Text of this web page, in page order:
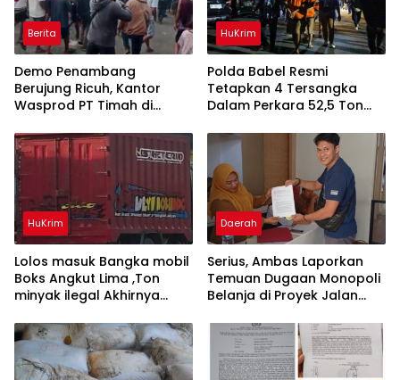
Berita
Demo Penambang
Berujung Ricuh, Kantor
Wasprod PT Timah di
HuKrim
Polda Babel Resmi
Tetapkan 4 Tersangka
Dalam Perkara 52,5 Ton
Belitung
HuKrim
Lolos masuk Bangka mobil
Boks Angkut Lima ,Ton
minyak ilegal Akhirnya
Daerah
Serius, Ambas Laporkan
‎Temuan Dugaan Monopoli
Belanja di Proyek Jalan